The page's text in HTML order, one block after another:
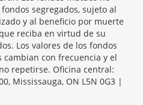
segregados, sujeto al
y al beneficio por muerte
reciba en virtud de su
Los valores de los fondos
cambian con frecuencia y el
repetirse. Oficina central:
Mississauga, ON L5N 0G3 |